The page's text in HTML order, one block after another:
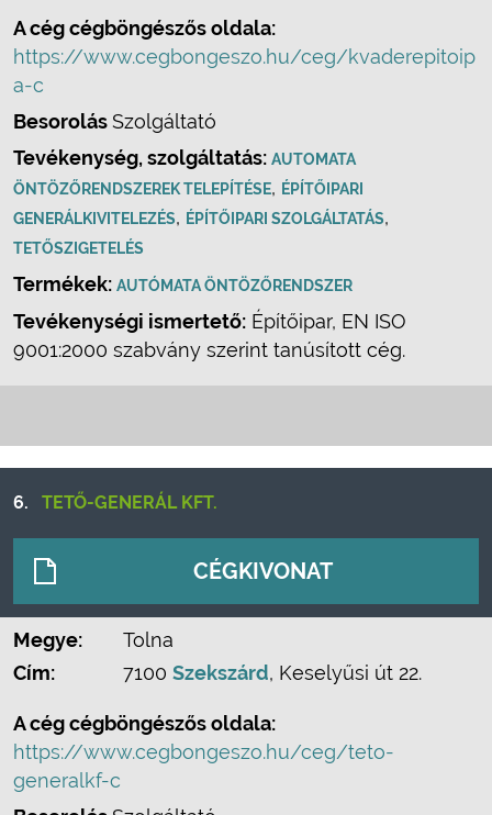
A cég cégböngészős oldala:
https://www.cegbongeszo.hu/ceg/kvaderepitoip
a-c
BesorolásSzolgáltató
Tevékenység, szolgáltatás: AUTOMATA
ÖNTÖZŐRENDSZEREK TELEPÍTÉSE, ÉPÍTŐIPARI
GENERÁLKIVITELEZÉS, ÉPÍTŐIPARI SZOLGÁLTATÁS,
TETŐSZIGETELÉS
Termékek: AUTÓMATA ÖNTÖZŐRENDSZER
Tevékenységi ismertető: Építőipar, EN ISO
9001:2000 szabvány szerint tanúsított cég.
6. TETŐ-GENERÁL KFT.
CÉGKIVONAT
Megye:
Tolna
Cím:
7100 Szekszárd, Keselyűsi út 22.
A cég cégböngészős oldala:
https://www.cegbongeszo.hu/ceg/teto-
generalkf-c